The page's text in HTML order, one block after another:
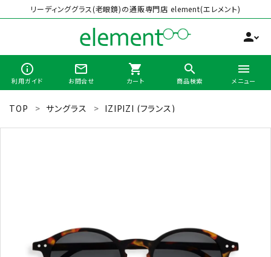
リーディンググラス(老眼鏡)の通販専門店 element(エレメント)
person
info_outline
利用ガイド
mail_outline
お問合せ
shopping_cart
カート
search
商品検索
menu
メニュー
search
カテゴリーから選ぶ
TOP サングラス IZIPIZI (フランス)